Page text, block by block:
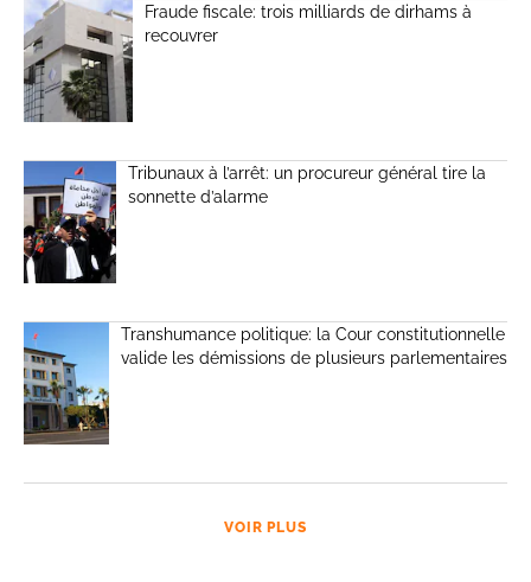
Fraude fiscale: trois milliards de dirhams à
recouvrer
Tribunaux à l’arrêt: un procureur général tire la
sonnette d’alarme
Transhumance politique: la Cour constitutionnelle
valide les démissions de plusieurs parlementaires
VOIR PLUS